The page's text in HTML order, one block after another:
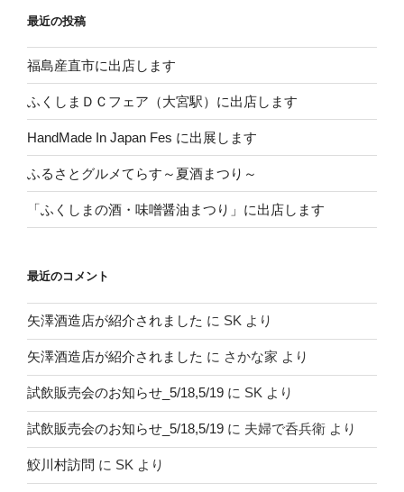
最近の投稿
福島産直市に出店します
ふくしまＤＣフェア（大宮駅）に出店します
HandMade In Japan Fes に出展します
ふるさとグルメてらす～夏酒まつり～
「ふくしまの酒・味噌醤油まつり」に出店します
最近のコメント
矢澤酒造店が紹介されました に SK より
矢澤酒造店が紹介されました に さかな家 より
試飲販売会のお知らせ_5/18,5/19 に SK より
試飲販売会のお知らせ_5/18,5/19 に 夫婦で呑兵衛 より
鮫川村訪問 に SK より